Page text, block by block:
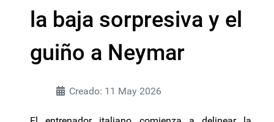
la baja sorpresiva y el
guiño a Neymar
Creado: 11 May 2026